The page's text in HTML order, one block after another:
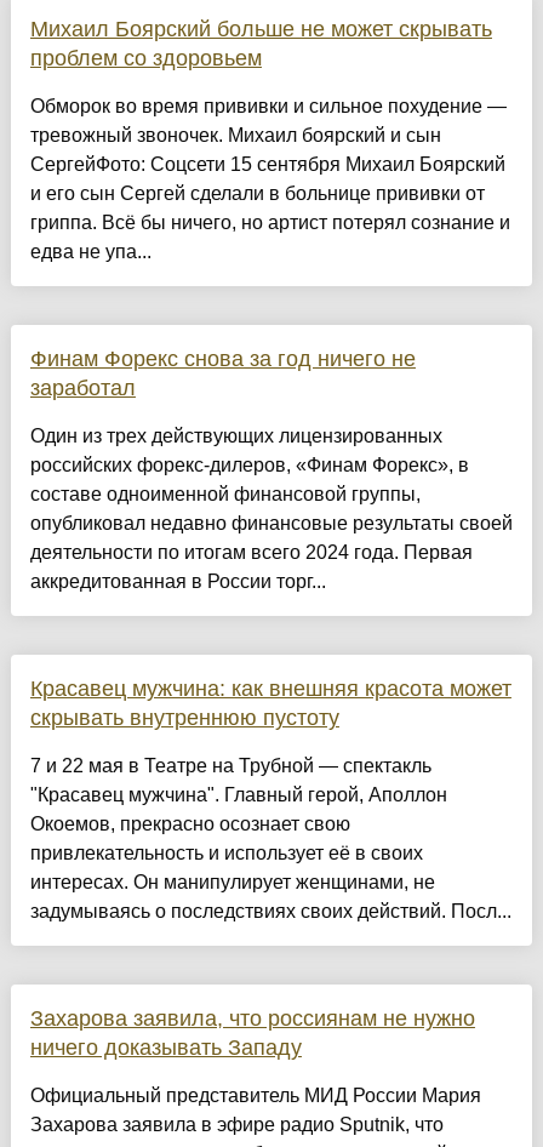
Михаил Боярский больше не может скрывать
проблем со здоровьем
Обморок во время прививки и сильное похудение —
тревожный звоночек. Михаил боярский и сын
СергейФото: Соцсети 15 сентября Михаил Боярский
и его сын Сергей сделали в больнице прививки от
гриппа. Всё бы ничего, но артист потерял сознание и
едва не упа...
Финам Форекс снова за год ничего не
заработал
Один из трех действующих лицензированных
российских форекс-дилеров, «Финам Форекс», в
составе одноименной финансовой группы,
опубликовал недавно финансовые результаты своей
деятельности по итогам всего 2024 года. Первая
аккредитованная в России торг...
Красавец мужчина: как внешняя красота может
скрывать внутреннюю пустоту
7 и 22 мая в Театре на Трубной — спектакль
"Красавец мужчина". Главный герой, Аполлон
Окоемов, прекрасно осознает свою
привлекательность и использует её в своих
интересах. Он манипулирует женщинами, не
задумываясь о последствиях своих действий. Посл...
Захарова заявила, что россиянам не нужно
ничего доказывать Западу
Официальный представитель МИД России Мария
Захарова заявила в эфире радио Sputnik, что